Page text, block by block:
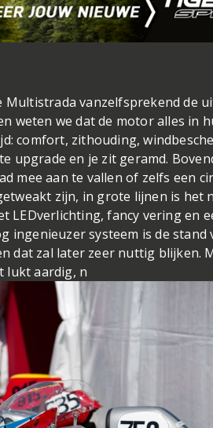
Multistrada vanzelfsprekend de
weten we dat de motor alles in
comfort, zithouding,
upgrade en je zit geramd.
mee aan te vallen of zelfs een
zijn, in grote lijnen is het
LEDverlichting, fancy vering en
ingenieuzer systeem is de
dat zal later zeer nuttig blijken.
lukt aardig, n